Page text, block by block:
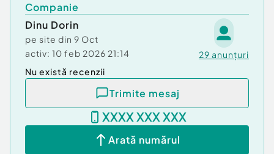
Companie
Dinu Dorin
pe site din 9 Oct
activ: 10 feb 2026 21:14 29 anunțuri
Nu există recenzii
Trimite mesaj
XXXX XXX XXX
Arată numărul